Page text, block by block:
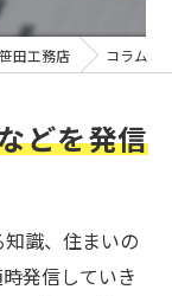
田工務店 コラム
どを発信
識、住まいの
発信していき